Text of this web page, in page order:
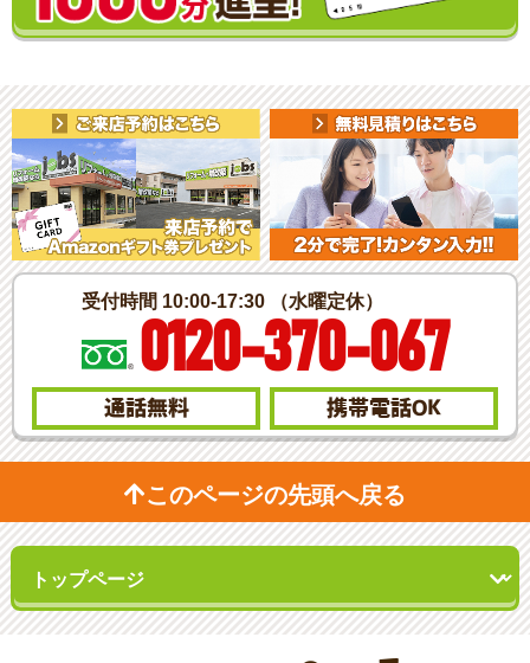
受付時間 10:00-17:30 （水曜定休）
0120-370-067
通話無料 携帯電話OK
このページの先頭へ戻る